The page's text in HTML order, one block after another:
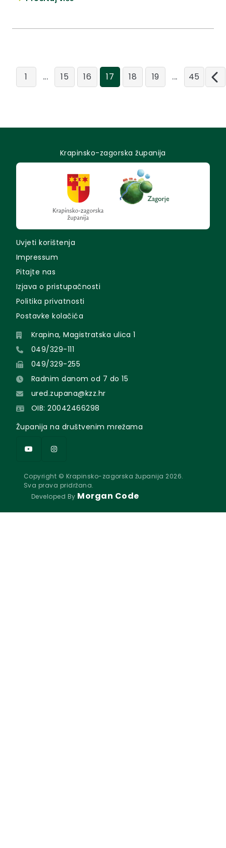
1 ... 15 16 17 18 19 ... 45
Krapinsko-zagorska županija
Uvjeti korištenja
Impressum
Pitajte nas
Izjava o pristupačnosti
Politika privatnosti
Postavke kolačića
Krapina, Magistratska ulica 1
049/329-111
049/329-255
Radnim danom od 7 do 15
ured.zupana@kzz.hr
OIB: 20042466298
Županija na društvenim mrežama
Copyright © Krapinsko-zagorska županija 2026.
Sva prava pridržana.
Developed By Morgan Code